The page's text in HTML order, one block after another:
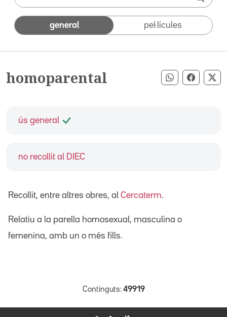
general pel·lícules
homoparental Compartir
ús general
no recollit al DIEC
Recollit, entre altres obres, al Cercaterm.
Relatiu a la parella homosexual, masculina o
femenina, amb un o més fills.
Continguts: 49919